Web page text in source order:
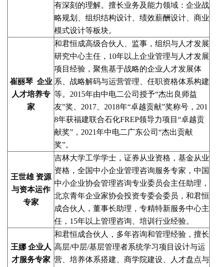
有深刻的理解。擅长业务及能力领域：企业战
略规划、组织结构设计、绩效薪酬设计、商业
模式设计等板块。
崔丽琴 企业
人才培养专
家
和君恒成高级合伙人、监事，组织与人才发展
研究中心主任，10年以上企业管理与人才发展
项目经验，聚焦基于战略的企业人才发展体
系、战略解码与运营管理、任职资格体系构建
等。2015年由中电二公司授予“杰出良师益
友”奖、2017、2018年“卓越贡献”奖称号，201
8年获福建联合石化FREP领导力项目“卓越贡
献奖”，2021年中电二广东公司“杰出贡献
奖”。
王世雄 资源
与资本运作
专家
吉林大学工学学士，证券从业资格，基金从业
资格，全国中小企业管理咨询服务专家，中国
中小企业协会管理咨询专业委员会主任助理，
北京青年企业家协会投资专委会委员，和君恒
成合伙人，董事长助理，专精特新服务中心主
任，15年以上管理咨询、培训行业经验。
王娜 企业人
才服务专家
和君恒成合伙人，多年咨询和管理经验，擅长
高层/中层/基层管理者系统学习项目设计与运
营、培养体系搭建、商学院建设、人才盘点与